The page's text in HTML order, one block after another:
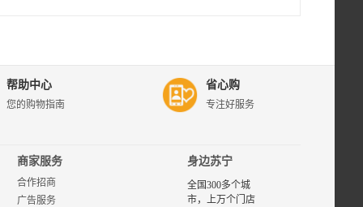
帮助中心
您的购物指南
省心购
专注好服务
商家服务
合作招商
广告服务
身边苏宁
全国300多个城
市，上万个门店